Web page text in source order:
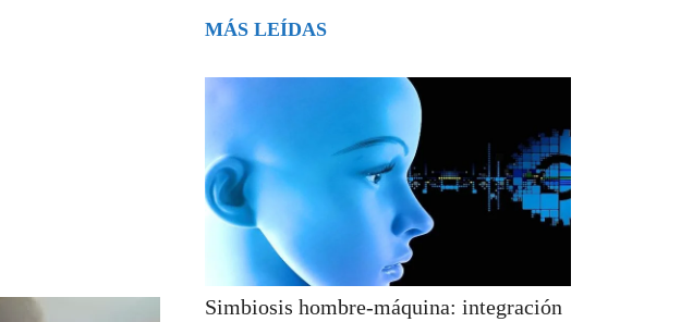
MÁS LEÍDAS
Simbiosis hombre-máquina: integración